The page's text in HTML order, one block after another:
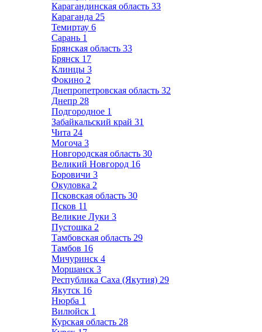
Карагандинская область 33
Караганда 25
Темиртау 6
Сарань 1
Брянская область 33
Брянск 17
Клинцы 3
Фокино 2
Днепропетровская область 32
Днепр 28
Подгородное 1
Забайкальский край 31
Чита 24
Могоча 3
Новгородская область 30
Великий Новгород 16
Боровичи 3
Окуловка 2
Псковская область 30
Псков 11
Великие Луки 3
Пустошка 2
Тамбовская область 29
Тамбов 16
Мичуринск 4
Моршанск 3
Республика Саха (Якутия) 29
Якутск 16
Нюрба 1
Вилюйск 1
Курская область 28